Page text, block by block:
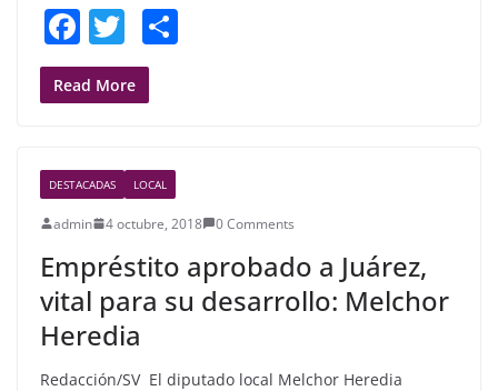
F
a
c
b
o
o
k
T
w
itt
Read More
DESTACADAS LOCAL
admin 4 octubre, 2018 0 Comments
Empréstito aprobado a Juárez,
vital para su desarrollo: Melchor
Heredia
Redacción/SV El diputado local Melchor Heredia